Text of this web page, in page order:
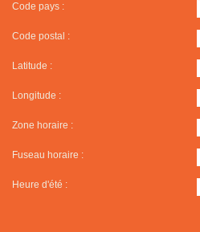
Code pays :
Code postal :
Latitude :
Longitude :
Zone horaire :
Fuseau horaire :
Heure d'été :